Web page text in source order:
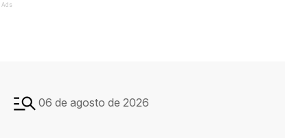
Ads
06 de agosto de 2026